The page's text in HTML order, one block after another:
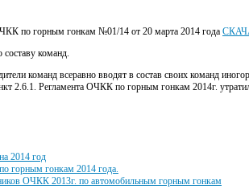
по горным гонкам №01/14 от 20 марта 2014 года
команд.
команд всеравно вводят в состав своих команд
2.6.1. Регламента ОЧКК по горным гонкам 2014г.
2014 год
горным гонкам 2014 года.
ОЧКК 2013г. по автомобильным горным гонкам